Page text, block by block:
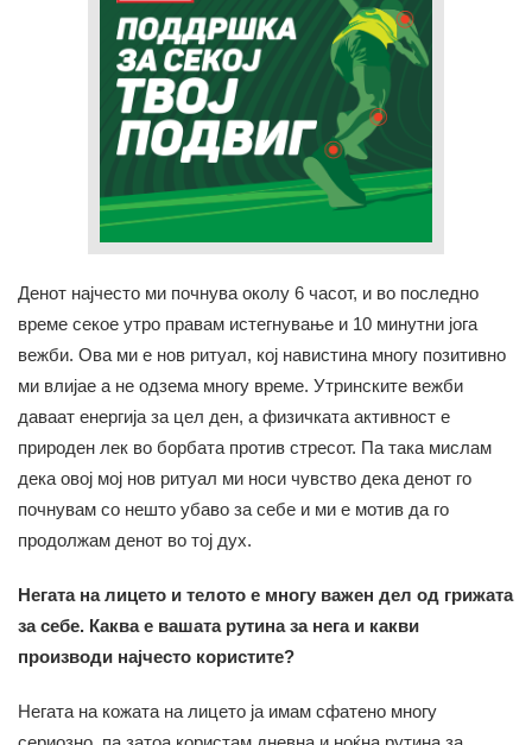
Денот најчесто ми почнува околу 6 часот, и во последно
време секое утро правам истегнување и 10 минутни јога
вежби. Ова ми е нов ритуал, кој навистина многу позитивно
ми влијае а не одзема многу време. Утринските вежби
даваат енергија за цел ден, а физичката активност е
природен лек во борбата против стресот. Па така мислам
дека овој мој нов ритуал ми носи чувство дека денот го
почнувам со нешто убаво за себе и ми е мотив да го
продолжам денот во тој дух.
Негата на лицето и телото е многу важен дел од грижата
за себе. Каква е вашата рутина за нега и какви
производи најчесто користите?
Негата на кожата на лицето ја имам сфатено многу